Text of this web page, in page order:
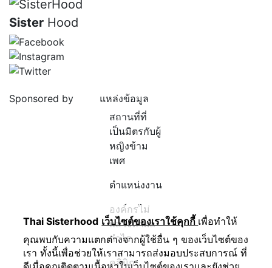
Sister Hood
Sponsored by
แหล่งข้อมูล
สถานที่ที่
เป็นมิตรกับผู้
หญิงข้าม
เพศ
ตำแหน่งงาน
องค์กรไม่
แสวงหาผล
กำไร
คลินิก
Thai Sisterhood เว็บไซต์ของเราใช้คุกกี้ เพื่อทำให้
คุณพบกับความแตกต่างจากผู้ใช้อื่น ๆ ของเว็บไซต์ของ
เรา ทั้งนี้เพื่อช่วยให้เราสามารถส่งมอบประสบการณ์ ที่